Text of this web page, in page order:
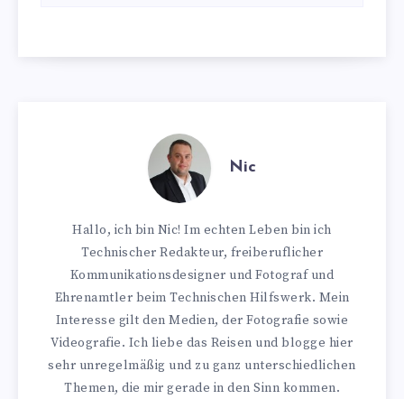
Nic
Hallo, ich bin Nic! Im echten Leben bin ich
Technischer Redakteur, freiberuflicher
Kommunikationsdesigner und Fotograf und
Ehrenamtler beim Technischen Hilfswerk. Mein
Interesse gilt den Medien, der Fotografie sowie
Videografie. Ich liebe das Reisen und blogge hier
sehr unregelmäßig und zu ganz unterschiedlichen
Themen, die mir gerade in den Sinn kommen.